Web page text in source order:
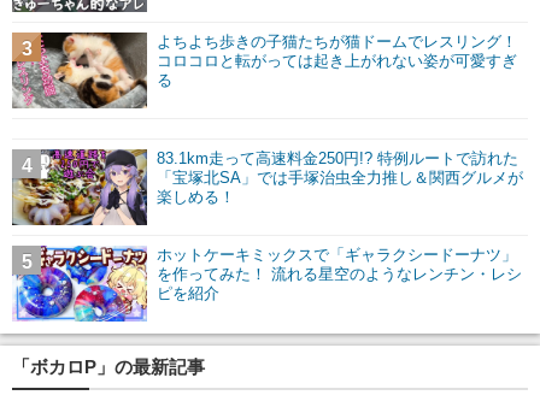
よちよち歩きの子猫たちが猫ドームでレスリング！
コロコロと転がっては起き上がれない姿が可愛すぎ
る
3
83.1km走って高速料金250円!? 特例ルートで訪れた
「宝塚北SA」では手塚治虫全力推し＆関西グルメが
楽しめる！
4
ホットケーキミックスで「ギャラクシードーナツ」
を作ってみた！ 流れる星空のようなレンチン・レシ
ピを紹介
5
「ボカロP」の最新記事